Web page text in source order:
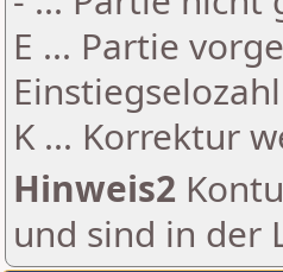
E ... Partie
K ... Korrektur
Hinweis2
und sind in der